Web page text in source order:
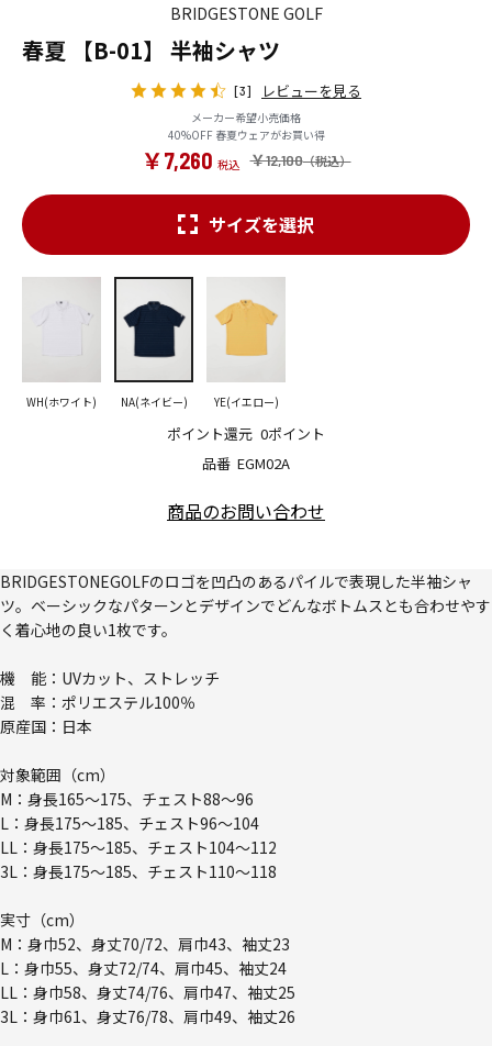
BRIDGESTONE GOLF
春夏 【B-01】 半袖シャツ
[3] レビューを見る
メーカー希望小売価格
40%OFF 春夏ウェアがお買い得
￥12,100
￥7,260
品番 EGM02A
ポイント還元 0ポイント
サイズを選択
WH(ホワイト) NA(ネイビー) YE(イエロー)
商品のお問い合わせ
BRIDGESTONEGOLFのロゴを凹凸のあるパイルで表現した半袖シャ
ツ。ベーシックなパターンとデザインでどんなボトムスとも合わせやす
く着心地の良い1枚です。
機 能：UVカット、ストレッチ
混 率：ポリエステル100％
原産国：日本
対象範囲（cm）
M：身長165～175、チェスト88～96
L：身長175～185、チェスト96～104
LL：身長175～185、チェスト104～112
3L：身長175～185、チェスト110～118
実寸（cm）
M：身巾52、身丈70/72、肩巾43、袖丈23
L：身巾55、身丈72/74、肩巾45、袖丈24
LL：身巾58、身丈74/76、肩巾47、袖丈25
3L：身巾61、身丈76/78、肩巾49、袖丈26